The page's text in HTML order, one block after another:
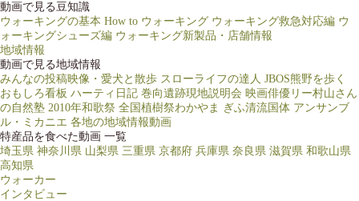
動画で見る豆知識
ウォーキングの基本 How to ウォーキング ウォーキング救急対応編 ウ
ォーキングシューズ編 ウォーキング新製品・店舗情報
地域情報
動画で見る地域情報
みんなの投稿映像・愛犬と散歩 スローライフの達人 JBOS熊野を歩く
おもしろ看板 ハーティ日記 巻向遺跡現地説明会 映画俳優リー村山さん
の自然塾 2010年和歌祭 全国植樹祭わかやま ぎふ清流国体 アンサンブ
ル・ミカニエ 各地の地域情報動画
特産品を食べた動画 一覧
埼玉県 神奈川県 山梨県 三重県 京都府 兵庫県 奈良県 滋賀県 和歌山県
高知県
ウォーカー
インタビュー